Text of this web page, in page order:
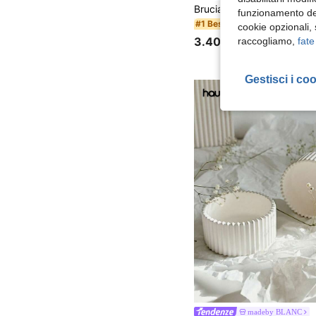
#1 Bestseller
3.40€
madeby BLANC
funzionamento
cookie opzionali,
raccogliamo,
Gestisci i